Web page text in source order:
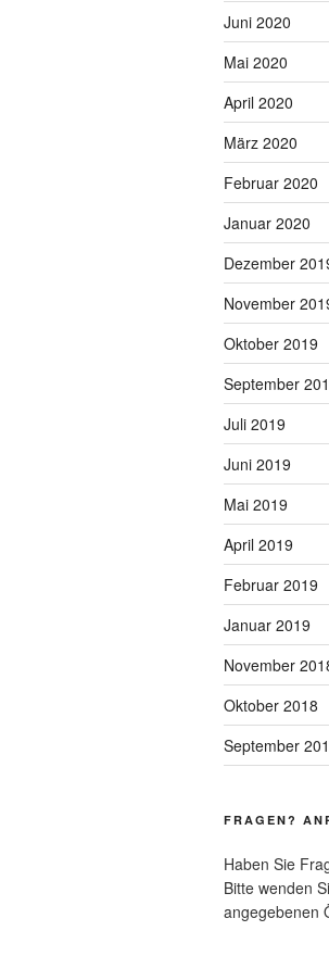
Juni 2020
Mai 2020
April 2020
März 2020
Februar 2020
Januar 2020
Dezember
November
Oktober 2019
September
Juli 2019
Juni 2019
Mai 2019
April 2019
Februar 2019
Januar 2019
November
Oktober 2018
September
FRAGEN?
Haben Sie
Bitte wenden
angegebenen